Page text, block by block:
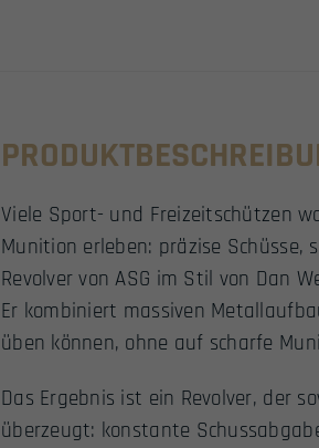
Viele Sport- und Freizeitschützen
Munition erleben: präzise Schüsse,
Revolver von ASG im Stil von Dan
Er kombiniert massiven
üben können, ohne auf scharfe
Das Ergebnis ist ein Revolver, der
überzeugt: konstante